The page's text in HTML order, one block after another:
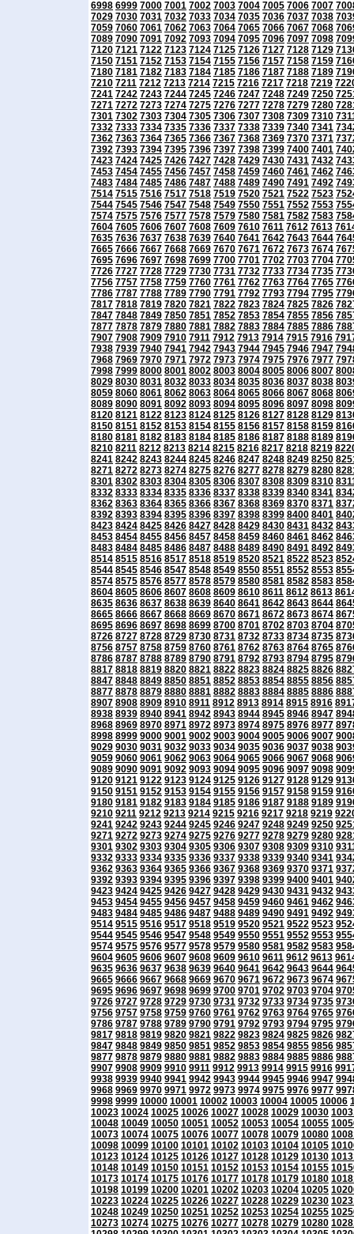
6998 6999 7000 7001 7002 7003 7004 7005 7006 7007
7029 7030 7031 7032 7033 7034 7035 7036 7037 7038
7059 7060 7061 7062 7063 7064 7065 7066 7067 7068
7089 7090 7091 7092 7093 7094 7095 7096 7097 7098
7120 7121 7122 7123 7124 7125 7126 7127 7128 7129
7150 7151 7152 7153 7154 7155 7156 7157 7158 7159
7180 7181 7182 7183 7184 7185 7186 7187 7188 7189
7210 7211 7212 7213 7214 7215 7216 7217 7218 7219
7241 7242 7243 7244 7245 7246 7247 7248 7249 7250
7271 7272 7273 7274 7275 7276 7277 7278 7279 7280
7301 7302 7303 7304 7305 7306 7307 7308 7309 7310
7332 7333 7334 7335 7336 7337 7338 7339 7340 7341
7362 7363 7364 7365 7366 7367 7368 7369 7370 7371
7392 7393 7394 7395 7396 7397 7398 7399 7400 7401
7423 7424 7425 7426 7427 7428 7429 7430 7431 7432
7453 7454 7455 7456 7457 7458 7459 7460 7461 7462
7483 7484 7485 7486 7487 7488 7489 7490 7491 7492
7514 7515 7516 7517 7518 7519 7520 7521 7522 7523
7544 7545 7546 7547 7548 7549 7550 7551 7552 7553
7574 7575 7576 7577 7578 7579 7580 7581 7582 7583
7604 7605 7606 7607 7608 7609 7610 7611 7612 7613
7635 7636 7637 7638 7639 7640 7641 7642 7643 7644
7665 7666 7667 7668 7669 7670 7671 7672 7673 7674
7695 7696 7697 7698 7699 7700 7701 7702 7703 7704
7726 7727 7728 7729 7730 7731 7732 7733 7734 7735
7756 7757 7758 7759 7760 7761 7762 7763 7764 7765
7786 7787 7788 7789 7790 7791 7792 7793 7794 7795
7817 7818 7819 7820 7821 7822 7823 7824 7825 7826
7847 7848 7849 7850 7851 7852 7853 7854 7855 7856
7877 7878 7879 7880 7881 7882 7883 7884 7885 7886
7907 7908 7909 7910 7911 7912 7913 7914 7915 7916
7938 7939 7940 7941 7942 7943 7944 7945 7946 7947
7968 7969 7970 7971 7972 7973 7974 7975 7976 7977
7998 7999 8000 8001 8002 8003 8004 8005 8006 8007
8029 8030 8031 8032 8033 8034 8035 8036 8037 8038
8059 8060 8061 8062 8063 8064 8065 8066 8067 8068
8089 8090 8091 8092 8093 8094 8095 8096 8097 8098
8120 8121 8122 8123 8124 8125 8126 8127 8128 8129
8150 8151 8152 8153 8154 8155 8156 8157 8158 8159
8180 8181 8182 8183 8184 8185 8186 8187 8188 8189
8210 8211 8212 8213 8214 8215 8216 8217 8218 8219
8241 8242 8243 8244 8245 8246 8247 8248 8249 8250
8271 8272 8273 8274 8275 8276 8277 8278 8279 8280
8301 8302 8303 8304 8305 8306 8307 8308 8309 8310
8332 8333 8334 8335 8336 8337 8338 8339 8340 8341
8362 8363 8364 8365 8366 8367 8368 8369 8370 8371
8392 8393 8394 8395 8396 8397 8398 8399 8400 8401
8423 8424 8425 8426 8427 8428 8429 8430 8431 8432
8453 8454 8455 8456 8457 8458 8459 8460 8461 8462
8483 8484 8485 8486 8487 8488 8489 8490 8491 8492
8514 8515 8516 8517 8518 8519 8520 8521 8522 8523
8544 8545 8546 8547 8548 8549 8550 8551 8552 8553
8574 8575 8576 8577 8578 8579 8580 8581 8582 8583
8604 8605 8606 8607 8608 8609 8610 8611 8612 8613
8635 8636 8637 8638 8639 8640 8641 8642 8643 8644
8665 8666 8667 8668 8669 8670 8671 8672 8673 8674
8695 8696 8697 8698 8699 8700 8701 8702 8703 8704
8726 8727 8728 8729 8730 8731 8732 8733 8734 8735
8756 8757 8758 8759 8760 8761 8762 8763 8764 8765
8786 8787 8788 8789 8790 8791 8792 8793 8794 8795
8817 8818 8819 8820 8821 8822 8823 8824 8825 8826
8847 8848 8849 8850 8851 8852 8853 8854 8855 8856
8877 8878 8879 8880 8881 8882 8883 8884 8885 8886
8907 8908 8909 8910 8911 8912 8913 8914 8915 8916
8938 8939 8940 8941 8942 8943 8944 8945 8946 8947
8968 8969 8970 8971 8972 8973 8974 8975 8976 8977
8998 8999 9000 9001 9002 9003 9004 9005 9006 9007
9029 9030 9031 9032 9033 9034 9035 9036 9037 9038
9059 9060 9061 9062 9063 9064 9065 9066 9067 9068
9089 9090 9091 9092 9093 9094 9095 9096 9097 9098
9120 9121 9122 9123 9124 9125 9126 9127 9128 9129
9150 9151 9152 9153 9154 9155 9156 9157 9158 9159
9180 9181 9182 9183 9184 9185 9186 9187 9188 9189
9210 9211 9212 9213 9214 9215 9216 9217 9218 9219
9241 9242 9243 9244 9245 9246 9247 9248 9249 9250
9271 9272 9273 9274 9275 9276 9277 9278 9279 9280
9301 9302 9303 9304 9305 9306 9307 9308 9309 9310
9332 9333 9334 9335 9336 9337 9338 9339 9340 9341
9362 9363 9364 9365 9366 9367 9368 9369 9370 9371
9392 9393 9394 9395 9396 9397 9398 9399 9400 9401
9423 9424 9425 9426 9427 9428 9429 9430 9431 9432
9453 9454 9455 9456 9457 9458 9459 9460 9461 9462
9483 9484 9485 9486 9487 9488 9489 9490 9491 9492
9514 9515 9516 9517 9518 9519 9520 9521 9522 9523
9544 9545 9546 9547 9548 9549 9550 9551 9552 9553
9574 9575 9576 9577 9578 9579 9580 9581 9582 9583
9604 9605 9606 9607 9608 9609 9610 9611 9612 9613
9635 9636 9637 9638 9639 9640 9641 9642 9643 9644
9665 9666 9667 9668 9669 9670 9671 9672 9673 9674
9695 9696 9697 9698 9699 9700 9701 9702 9703 9704
9726 9727 9728 9729 9730 9731 9732 9733 9734 9735
9756 9757 9758 9759 9760 9761 9762 9763 9764 9765
9786 9787 9788 9789 9790 9791 9792 9793 9794 9795
9817 9818 9819 9820 9821 9822 9823 9824 9825 9826
9847 9848 9849 9850 9851 9852 9853 9854 9855 9856
9877 9878 9879 9880 9881 9882 9883 9884 9885 9886
9907 9908 9909 9910 9911 9912 9913 9914 9915 9916
9938 9939 9940 9941 9942 9943 9944 9945 9946 9947
9968 9969 9970 9971 9972 9973 9974 9975 9976 9977
9998 9999 10000 10001 10002 10003 10004 10005 10006
10023 10024 10025 10026 10027 10028 10029 10030
10048 10049 10050 10051 10052 10053 10054 10055
10073 10074 10075 10076 10077 10078 10079 10080
10098 10099 10100 10101 10102 10103 10104 10105
10123 10124 10125 10126 10127 10128 10129 10130
10148 10149 10150 10151 10152 10153 10154 10155
10173 10174 10175 10176 10177 10178 10179 10180
10198 10199 10200 10201 10202 10203 10204 10205
10223 10224 10225 10226 10227 10228 10229 10230
10248 10249 10250 10251 10252 10253 10254 10255
10273 10274 10275 10276 10277 10278 10279 10280